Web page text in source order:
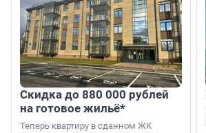
Скидка до 880 000 рублей
на готовое жильё*
Теперь квартиру в сданном ЖК